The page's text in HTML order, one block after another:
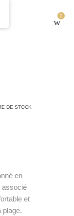
0
DE STOCK
en
associé
et
plage.